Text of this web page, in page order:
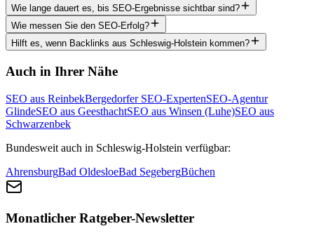
Wie lange dauert es, bis SEO-Ergebnisse sichtbar sind?
Wie messen Sie den SEO-Erfolg?
Hilft es, wenn Backlinks aus Schleswig-Holstein kommen?
Auch in Ihrer Nähe
SEO aus ReinbekBergedorfer SEO-ExpertenSEO-Agentur
GlindeSEO aus GeesthachtSEO aus Winsen (Luhe)SEO aus
Schwarzenbek
Bundesweit auch in Schleswig-Holstein verfügbar:
AhrensburgBad OldesloeBad SegebergBüchen
Monatlicher Ratgeber-Newsletter